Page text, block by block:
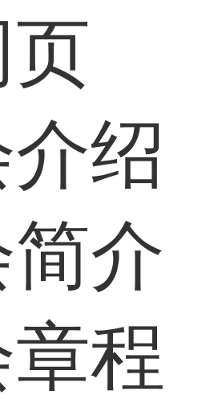
绍
介
程